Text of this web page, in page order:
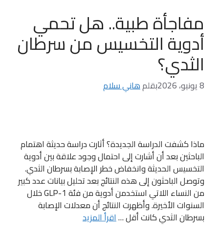
مفاجأة طبية.. هل تحمي
أدوية التخسيس من سرطان
الثدي؟
8 يونيو، 2026 بقلمهاني سلام
ماذا كشفت الدراسة الجديدة؟ أثارت دراسة حديثة اهتمام
الباحثين بعد أن أشارت إلى احتمال وجود علاقة بين أدوية
التخسيس الحديثة وانخفاض خطر الإصابة بسرطان الثدي.
وتوصل الباحثون إلى هذه النتائج بعد تحليل بيانات عدد كبير
من النساء اللاتي استخدمن أدوية من فئة GLP-1 خلال
السنوات الأخيرة. وأظهرت النتائج أن معدلات الإصابة
بسرطان الثدي كانت أقل …اقرأ المزيد